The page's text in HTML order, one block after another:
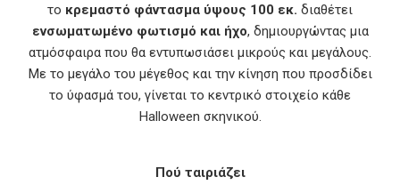
το κρεμαστό φάντασμα ύψους 100 εκ. διαθέτει
ενσωματωμένο φωτισμό και ήχο, δημιουργώντας μια
ατμόσφαιρα που θα εντυπωσιάσει μικρούς και μεγάλους.
Με το μεγάλο του μέγεθος και την κίνηση που προσδίδει
το ύφασμά του, γίνεται το κεντρικό στοιχείο κάθε
Halloween σκηνικού.
Πού ταιριάζει